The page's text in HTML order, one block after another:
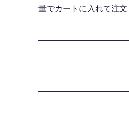
量でカートに入れて注文